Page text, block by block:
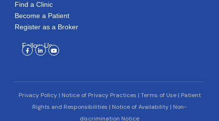
Find a Clinic
Become a Patient
Register as a Broker
Follow Us
Facebook-
f
Linkedin-
in
Youtube
Privacy Policy| Notice of Privacy Practices | Terms of Use| Patient
Rights and Responsibilities | Notice of Availability | Non-
discrimination Notice